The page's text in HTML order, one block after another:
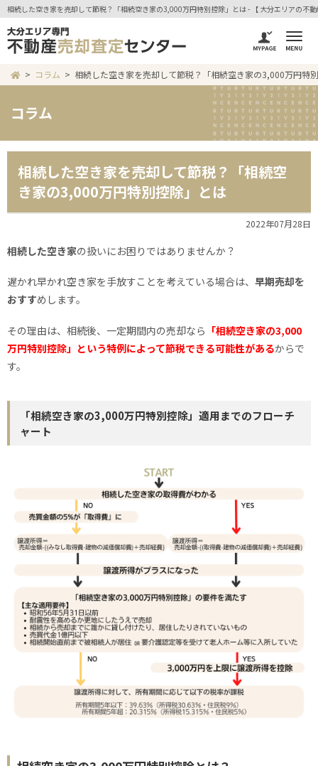
相続した空き家を売却して節税？「相続空き家の3,000万円特別控除」とは - 【 大分エリアの不
コラム 相続した空き家を売却して節税？「相続空き家の3,000万円特
コラム
相続した空き家を売却して節税？「相続空
き家の3,000万円特別控除」とは
2022年07月28日
相続した空き家の扱いにお困りではありませんか？
遅かれ早かれ空き家を手放すことを考えている場合は、 早期売却を
おすすめします。
その理由は、相続後、一定期間内の売却なら 「相続空き家の3,000
万円特別控除」という特例によって節税できる可能性があるからで
す。
「相続空き家の3,000万円特別控除」適用までのフローチ
ャート